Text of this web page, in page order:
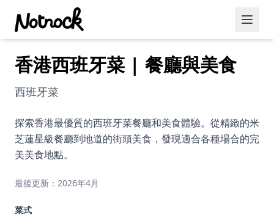
精選活動
博客文章
約會好去處
美食佳餚
香港西班牙菜 | 餐廳與美食
西班牙菜
探索香港最優質的西班牙菜餐廳和美食體驗。從精緻的米
芝蓮星級餐廳到地道的街頭美食，發現適合各種場合的完
美美食地點。
最後更新：2026年4月
菜式